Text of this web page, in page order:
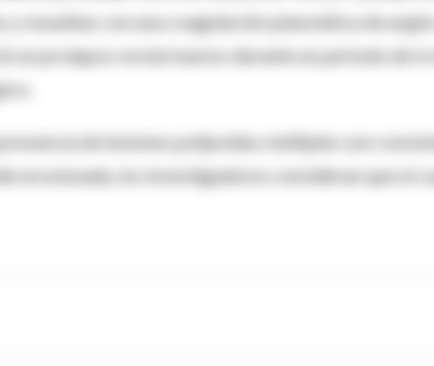
y resueltas con una coagulación plasmática de
un prolapso rectal masivo durante un período de 6
de lesiones polipoides múltiples son
erosionada, los investigadores consideran que el